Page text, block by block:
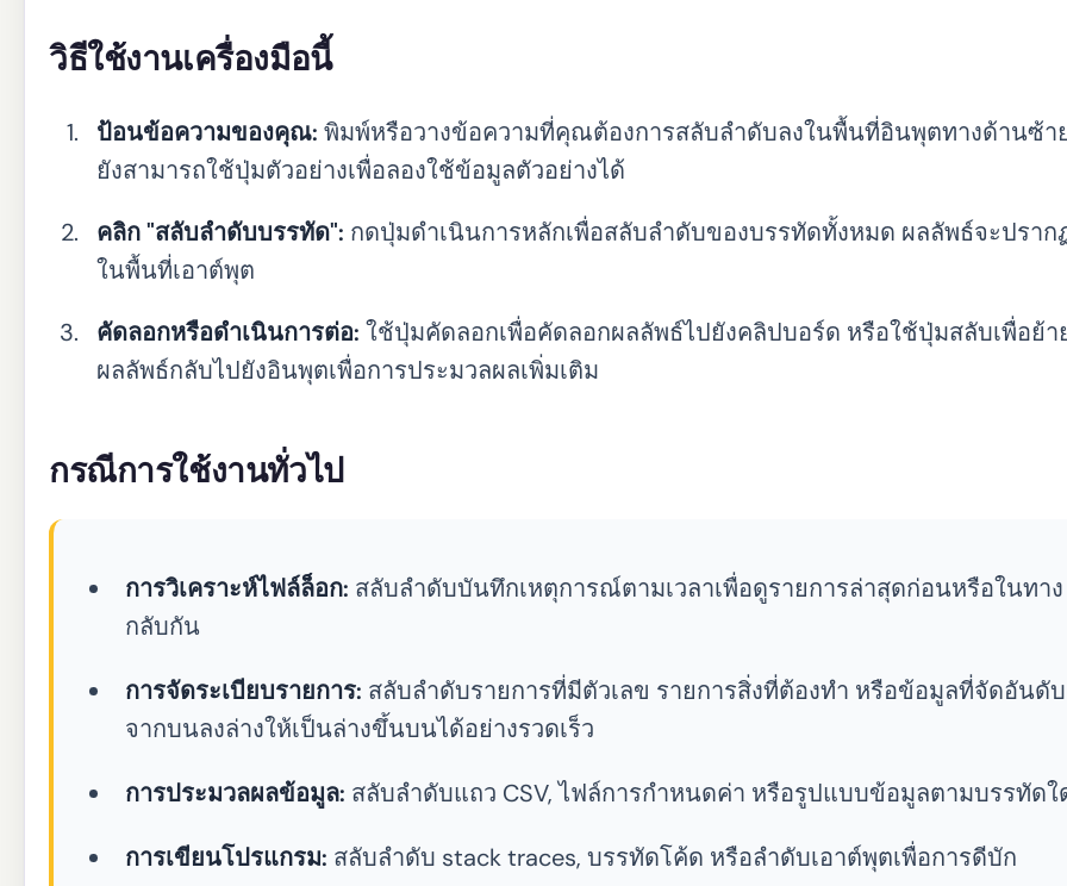
วิธีใช้งานเครื่องมือนี้
ป้อนข้อความของคุณ: พิมพ์หรือวางข้อความที่คุณต้องการสลับลำดับลงในพื้นที่อินพุตทางด้านซ้
ยังสามารถใช้ปุ่มตัวอย่างเพื่อลองใช้ข้อมูลตัวอย่างได้
คลิก "สลับลำดับบรรทัด": กดปุ่มดำเนินการหลักเพื่อสลับลำดับของบรรทัดทั้งหมด ผลลัพธ์จะปรา
ในพื้นที่เอาต์พุต
คัดลอกหรือดำเนินการต่อ: ใช้ปุ่มคัดลอกเพื่อคัดลอกผลลัพธ์ไปยังคลิปบอร์ด หรือใช้ปุ่มสลับเพื่อย้า
ผลลัพธ์กลับไปยังอินพุตเพื่อการประมวลผลเพิ่มเติม
กรณีการใช้งานทั่วไป
การวิเคราะห์ไฟล์ล็อก: สลับลำดับบันทึกเหตุการณ์ตามเวลาเพื่อดูรายการล่าสุดก่อนหรือในทาง
กลับกัน
การจัดระเบียบรายการ: สลับลำดับรายการที่มีตัวเลข รายการสิ่งที่ต้องทำ หรือข้อมูลที่จัดอันดับ
จากบนลงล่างให้เป็นล่างขึ้นบนได้อย่างรวดเร็ว
การประมวลผลข้อมูล: สลับลำดับแถว CSV, ไฟล์การกำหนดค่า หรือรูปแบบข้อมูลตามบรรทัดใ
การเขียนโปรแกรม: สลับลำดับ stack traces, บรรทัดโค้ด หรือลำดับเอาต์พุตเพื่อการดีบัก